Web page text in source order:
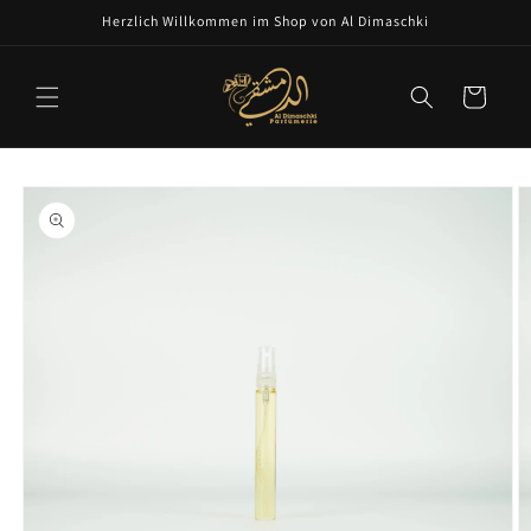
Herzlich Willkommen im Shop von Al Dimaschki
Cart
Skip to
product
information